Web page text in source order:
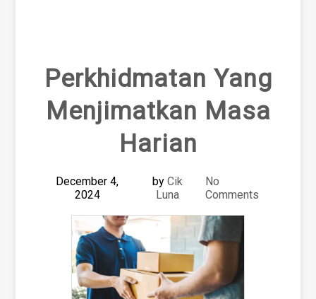
Perkhidmatan Yang
Menjimatkan Masa
Harian
December 4,
2024
byCik
Luna
No
Comments